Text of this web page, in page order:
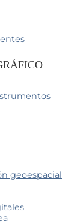
geoespacial